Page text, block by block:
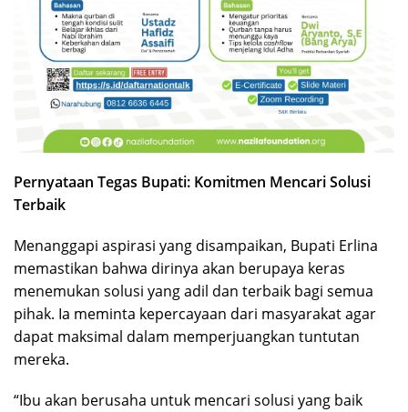
Pernyataan Tegas Bupati: Komitmen Mencari Solusi
Terbaik
Menanggapi aspirasi yang disampaikan, Bupati Erlina
memastikan bahwa dirinya akan berupaya keras
menemukan solusi yang adil dan terbaik bagi semua
pihak. Ia meminta kepercayaan dari masyarakat agar
dapat maksimal dalam memperjuangkan tuntutan
mereka.
“Ibu akan berusaha untuk mencari solusi yang baik